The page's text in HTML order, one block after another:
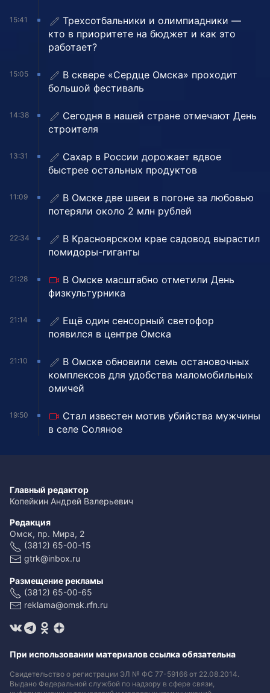
15:41
Трехсотбальники и олимпиадники —
кто в приоритете на бюджет и как это
работает?
15:05
В сквере «Сердце Омска» проходит
большой фестиваль
14:38
Сегодня в нашей стране отмечают День
строителя
13:31
Сахар в России дорожает вдвое
быстрее остальных продуктов
11:09
В Омске две швеи в погоне за любовью
потеряли около 2 млн рублей
22:34
В Красноярском крае садовод вырастил
помидоры-гиганты
21:28
В Омске масштабно отметили День
физкультурника
21:14
Ещё один сенсорный светофор
появился в центре Омска
21:10
В Омске обновили семь остановочных
комплексов для удобства маломобильных
омичей
19:50
Стал известен мотив убийства мужчины
в селе Соляное
Главный редактор
Копейкин Андрей Валерьевич
Редакция
Омск, пр. Мира, 2
(3812) 65-00-15
gtrk@inbox.ru
Размещение рекламы
(3812) 65-00-65
reklama@omsk.rfn.ru
При использовании материалов ссылка обязательна
Свидетельство о регистрации ЭЛ № ФС 77-59166 от 22.08.2014.
Выдано Федеральной службой по надзору в сфере связи,